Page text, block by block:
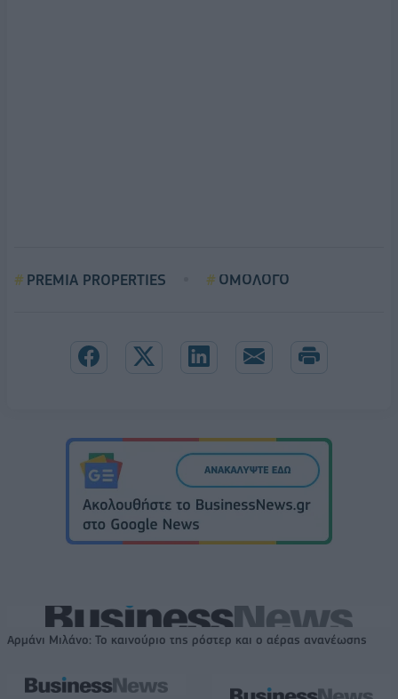
PREMIA PROPERTIES ΟΜΟΛΟΓΟ
Αρμάνι Μιλάνο: Το καινούριο της ρόστερ και ο αέρας ανανέωσης